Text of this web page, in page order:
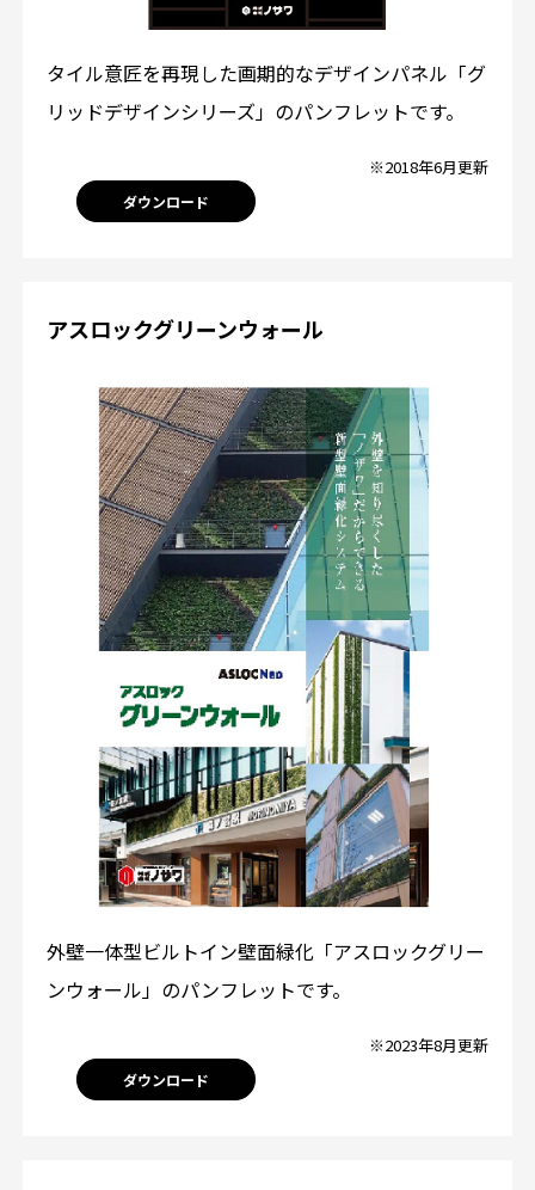
タイル意匠を再現した画期的なデザインパネル「グ
リッドデザインシリーズ」のパンフレットです。
※2018年6月更新
ダウンロード
アスロックグリーンウォール
外壁一体型ビルトイン壁面緑化「アスロックグリー
ンウォール」のパンフレットです。
※2023年8月更新
ダウンロード